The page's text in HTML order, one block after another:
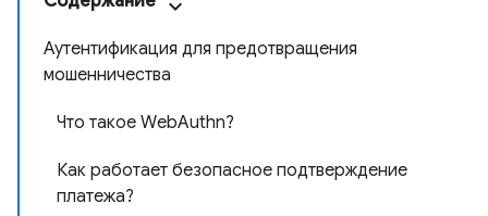
Аутентификация для предотвращения
мошенничества
Что такое WebAuthn?
Как работает безопасное подтверждение
платежа?